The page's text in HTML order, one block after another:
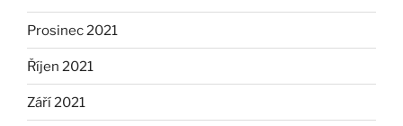
Prosinec 2021
Říjen 2021
Září 2021